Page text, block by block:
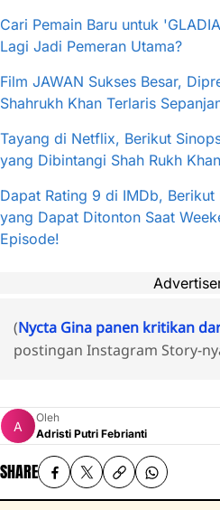
Cari Pemain Baru untuk
Lagi Jadi Pemeran Utama?
Film JAWAN Sukses Besar,
Shahrukh Khan Terlaris
Tayang di Netflix, Berikut
yang Dibintangi Shah Rukh Khan
Dapat Rating 9 di IMDb, Berikut
yang Dapat Ditonton Saat
Episode!
(Nycta Gina panen kritikan
postingan Instagram Story-
Oleh
Adristi Putri Febrianti
SHARE